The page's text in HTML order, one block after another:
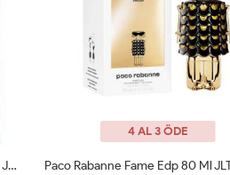
Giorgio Armani Si Passione Edp 100 Ml JLT Woman
4 AL 3 ÖDE